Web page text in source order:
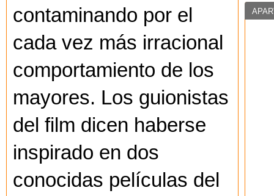
contaminando por el
cada vez más irracional
comportamiento de los
mayores. Los guionistas
del film dicen haberse
inspirado en dos
conocidas películas del